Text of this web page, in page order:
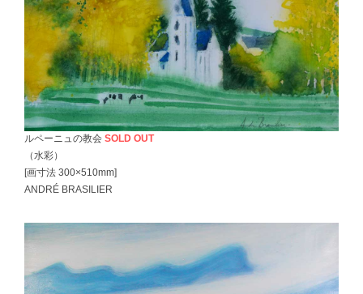
ルペーニュの教会 SOLD OUT
（水彩）
[画寸法 300×510mm]
ANDRÉ BRASILIER